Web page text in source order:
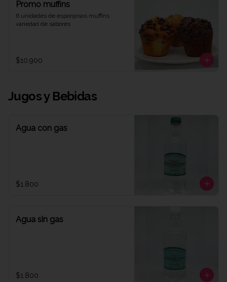
Promo muffins
6 unidades de esponjosos muffins
variedad de sabores
$10.900
Jugos y Bebidas
Agua con gas
$1.800
Agua sin gas
$1.800